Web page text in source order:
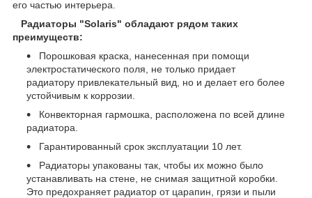
его частью интерьера.
Радиаторы "Solaris" обладают рядом таких
преимуществ:
Порошковая краска, нанесенная при помощи
электростатического поля, не только придает
радиатору привлекательный вид, но и делает его более
устойчивым к коррозии.
Конвекторная гармошка, расположена по всей длине
радиатора.
Гарантированный срок эксплуатации 10 лет.
Радиаторы упакованы так, чтобы их можно было
устанавливать на стене, не снимая защитной коробки.
Это предохраняет радиатор от царапин, грязи и пыли